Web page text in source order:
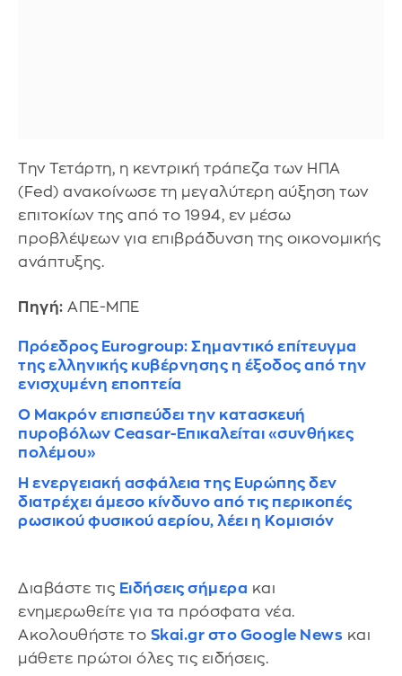
Την Τετάρτη, η κεντρική τράπεζα των ΗΠΑ
(Fed) ανακοίνωσε τη μεγαλύτερη αύξηση των
επιτοκίων της από το 1994, εν μέσω
προβλέψεων για επιβράδυνση της οικονομικής
ανάπτυξης.
Πηγή: ΑΠΕ-ΜΠΕ
Πρόεδρος Eurogroup: Σημαντικό επίτευγμα
της ελληνικής κυβέρνησης η έξοδος από την
ενισχυμένη εποπτεία
Ο Μακρόν επισπεύδει την κατασκευή
πυροβόλων Ceasar-Επικαλείται «συνθήκες
πολέμου»
Η ενεργειακή ασφάλεια της Ευρώπης δεν
διατρέχει άμεσο κίνδυνο από τις περικοπές
ρωσικού φυσικού αερίου, λέει η Κομισιόν
Διαβάστε τις Ειδήσεις σήμερα και
ενημερωθείτε για τα πρόσφατα νέα.
Ακολουθήστε το Skai.gr στο Google News και
μάθετε πρώτοι όλες τις ειδήσεις.